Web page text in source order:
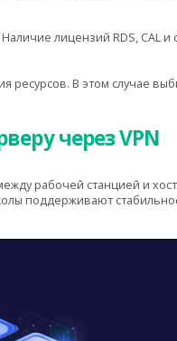
лицензий RDS, CAL и
ресурсов. В этом случае
через VPN
рабочей станцией и
поддерживают